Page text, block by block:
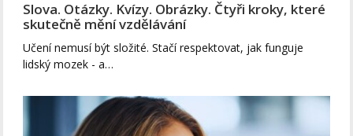
Slova. Otázky. Kvízy. Obrázky. Čtyři kroky, které
skutečně mění vzdělávání
Učení nemusí být složité. Stačí respektovat, jak funguje
lidský mozek - a…